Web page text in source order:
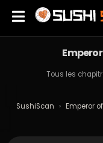
Tous les
SushiScan › Emperor